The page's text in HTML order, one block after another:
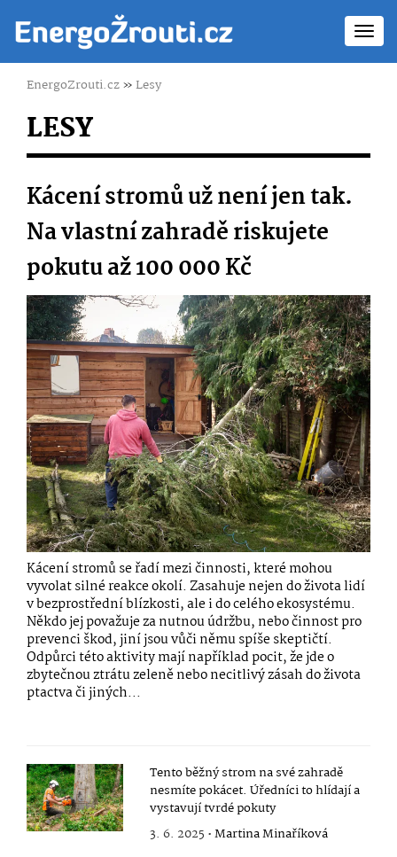
EnergoZrouti.cz»Lesy
LESY
Kácení stromů už není jen tak.
Na vlastní zahradě riskujete
pokutu až 100 000 Kč
Kácení stromů se řadí mezi činnosti, které mohou
vyvolat silné reakce okolí. Zasahuje nejen do života lidí
v bezprostřední blízkosti, ale i do celého ekosystému.
Někdo jej považuje za nutnou údržbu, nebo činnost pro
prevenci škod, jiní jsou vůči němu spíše skeptičtí.
Odpůrci této aktivity mají například pocit, že jde o
zbytečnou ztrátu zeleně nebo necitlivý zásah do života
ptactva či jiných...
Tento běžný strom na své zahradě
nesmíte pokácet. Úředníci to hlídají a
vystavují tvrdé pokuty
3. 6. 2025 •Martina Minaříková